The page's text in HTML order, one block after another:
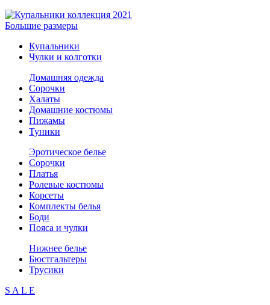
Большие размеры
Купальники
Чулки и колготки
Домашняя одежда
Сорочки
Халаты
Домашние костюмы
Пижамы
Туники
Эротическое белье
Сорочки
Платья
Ролевые костюмы
Корсеты
Комплекты белья
Боди
Пояса и чулки
Нижнее белье
Бюстгальтеры
Трусики
S A L E